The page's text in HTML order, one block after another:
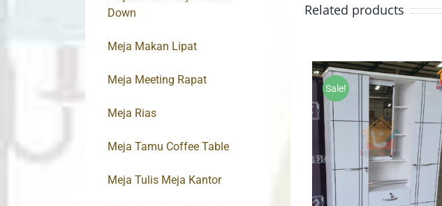
Related products
Sale!
Down
Meja Makan Lipat
Meja Meeting Rapat
Meja Rias
Meja Tamu Coffee Table
Meja Tulis Meja Kantor